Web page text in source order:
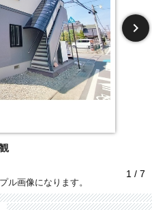
1 / 7
ル画像になります。